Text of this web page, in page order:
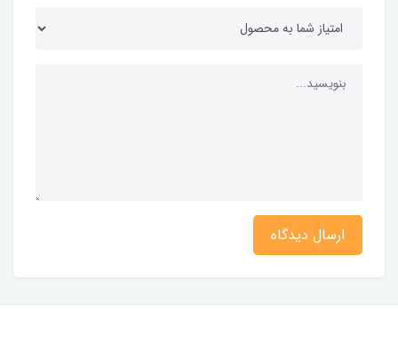
ارسال دیدگاه